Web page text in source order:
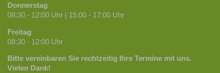
Donnerstag
08:30 - 12:00 Uhr | 15:00 - 17:00 Uhr
Freitag
08:30 - 12:00 Uhr
Bitte vereinbaren Sie rechtzeitig Ihre Termine mit uns.
Vielen Dank!